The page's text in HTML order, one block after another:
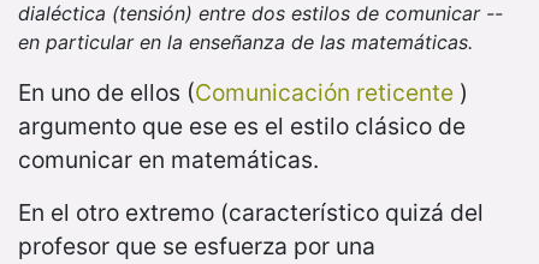
dialéctica (tensión) entre dos estilos de comunicar --
en particular en la enseñanza de las matemáticas.
En uno de ellos (Comunicación reticente )
argumento que ese es el estilo clásico de
comunicar en matemáticas.
En el otro extremo (característico quizá del
profesor que se esfuerza por una